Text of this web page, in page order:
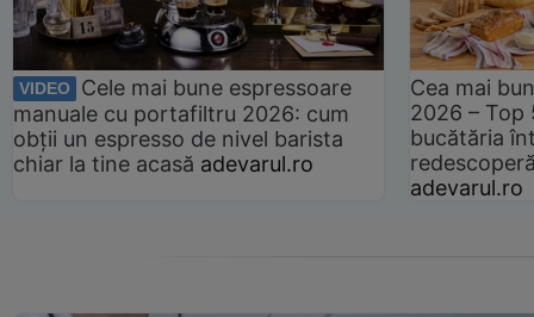
VIDEO
Cele mai bune espressoare
manuale cu portafiltru 2026: cum
obții un espresso de nivel barista
chiar la tine acasă adevarul.ro
Cea mai
2026 –
bucătăria
adevarul.ro